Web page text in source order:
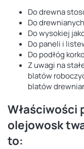
Do drewna
Do
Do wysokiej
Do paneli i
Do podłóg
Z uwagi na
blatów
blatów
Właściwości
olejowosk
to: